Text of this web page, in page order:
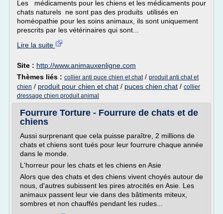
Les médicaments pour les chiens et les médicaments pour
chats naturels ne sont pas des produits utilisés en
homéopathie pour les soins animaux, ils sont uniquement
prescrits par les vétérinaires qui sont...
Lire la suite
Site : http://www.animauxenligne.com
Thèmes liés : collier anti puce chien et chat/ produit anti chat et
chien / produit pour chien et chat / puces chien chat / collier
dressage chien produit animal
Fourrure Torture - Fourrure de chats et de
chiens
Aussi surprenant que cela puisse paraître, 2 millions de
chats et chiens sont tués pour leur fourrure chaque année
dans le monde.
L'horreur pour les chats et les chiens en Asie
Alors que des chats et des chiens vivent choyés autour de
nous, d'autres subissent les pires atrocités en Asie. Les
animaux passent leur vie dans des bâtiments miteux,
sombres et non chauffés pendant les rudes...